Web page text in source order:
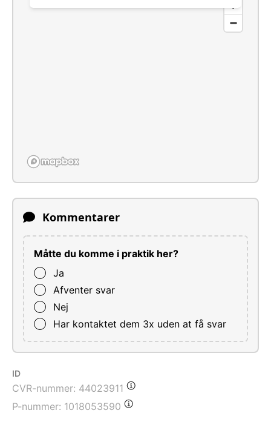
Kommentarer
Måtte du komme i praktik her?
Ja
Afventer svar
Nej
Har kontaktet dem 3x uden at få svar
ID
CVR-nummer: 44023911
P-nummer: 1018053590